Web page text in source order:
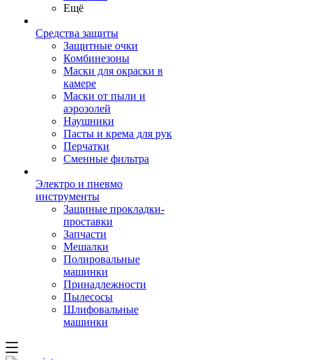
Ещё
Средства защиты
Защитные очки
Комбинезоны
Маски для окраски в
камере
Маски от пыли и
аэрозолей
Наушники
Пасты и крема для рук
Перчатки
Сменные фильтра
Электро и пневмо
инструменты
Защиные прокладки-
проставки
Запчасти
Мешалки
Полировальные
машинки
Принадлежности
Пылесосы
Шлифовальные
машинки